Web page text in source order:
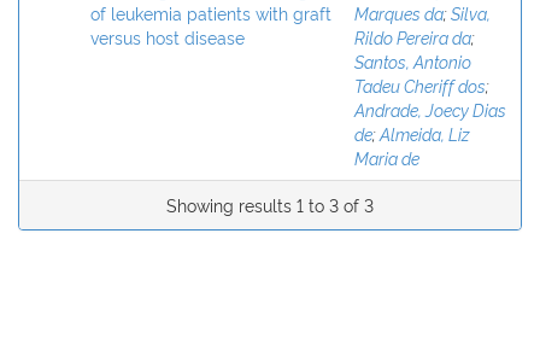
of leukemia patients with graft
versus host disease
Marques da;Silva,
Rildo Pereira da;
Santos, Antonio
Tadeu Cheriff dos;
Andrade, Joecy Dias
de;Almeida, Liz
Maria de
Showing results 1 to 3 of 3